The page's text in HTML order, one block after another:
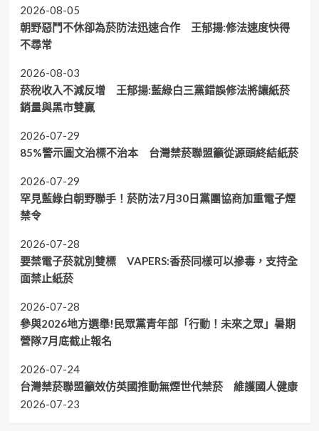
2026-08-05
朝野惡鬥不休卻為菸防法迅速合作 王郁揚:修法速度快得
不尋常
2026-08-03
菸稅收入不減反增 王郁揚:藍綠白三黨錯誤修法將讓紙菸
銷量與黑市雙贏
2026-07-29
85%警示圖文治標不治本 台灣禁菸聯盟籲從源頭終結紙菸
2026-07-29
罕見藍綠白朝野聯手！菸防法7月30日黨團協商加重電子煙
禁令
2026-07-28
要禁電子菸就別雙標 VAPERS:香菸同樣可以摻毒，支持全
面禁止紙菸
2026-07-28
參與2026地方選舉!民眾黨青年部「行動！未來之眾」暑期
營隊7月底截止報名
2026-07-24
台灣禁菸聯盟籲效仿英國推動無煙世代禁菸 維護國人健康
2026-07-23